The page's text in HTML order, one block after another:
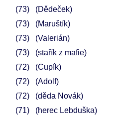
73
(Dědeček)
73
(Maruštík)
73
(Valerián)
73
(stařík z mafie)
72
(Čupík)
72
(Adolf)
72
(děda Novák)
71
(herec Lebduška)